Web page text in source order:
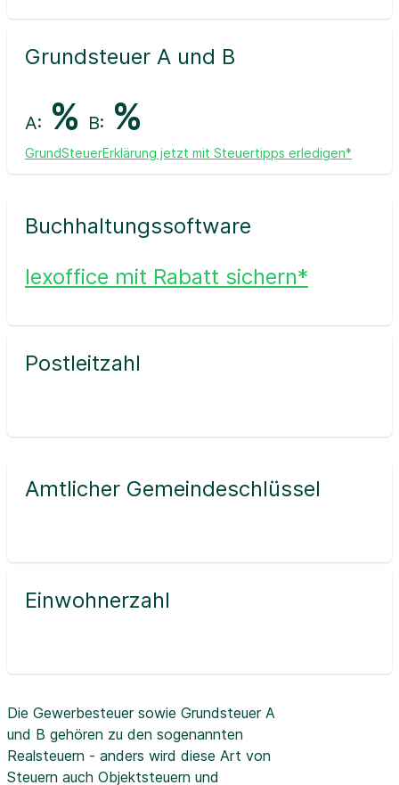
Grundsteuer A und B
A: % B: %
GrundSteuerErklärung jetzt mit Steuertipps erledigen*
Buchhaltungssoftware
lexoffice mit Rabatt sichern*
Postleitzahl
Amtlicher Gemeindeschlüssel
Einwohnerzahl
Die Gewerbesteuer sowie Grundsteuer A
und B gehören zu den sogenannten
Realsteuern - anders wird diese Art von
Steuern auch Objektsteuern und